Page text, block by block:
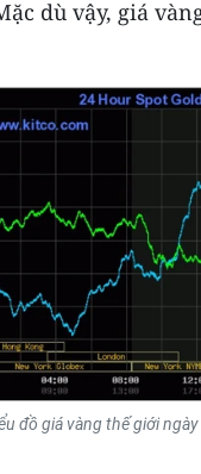
dù vậy, giá
đồ giá vàng thế giới